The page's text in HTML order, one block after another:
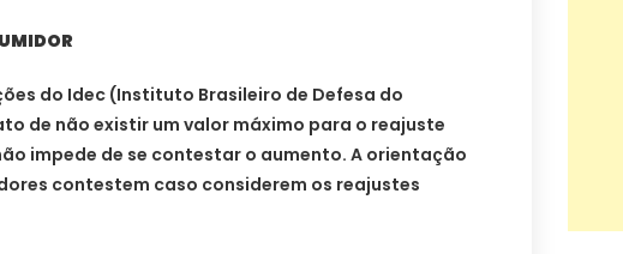
do Idec (Instituto Brasileiro de Defesa do
de não existir um valor máximo para o reajuste
impede de se contestar o aumento. A orientação
contestem caso considerem os reajustes